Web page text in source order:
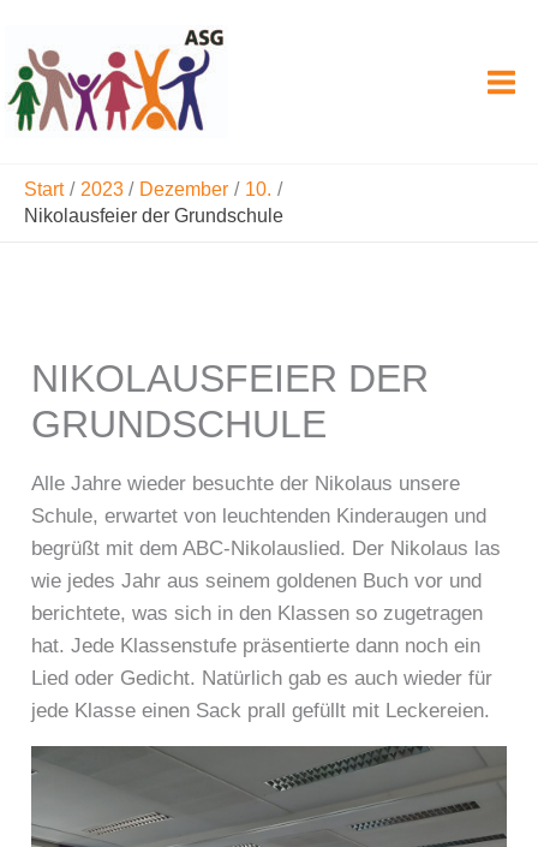
Inhalt
springen
Start 2023 Dezember
10.
Nikolausfeier der Grundschule
NIKOLAUSFEIER DER
GRUNDSCHULE
Alle Jahre wieder besuchte der Nikolaus unsere
Schule, erwartet von leuchtenden Kinderaugen und
begrüßt mit dem ABC-Nikolauslied. Der Nikolaus las
wie jedes Jahr aus seinem goldenen Buch vor und
berichtete, was sich in den Klassen so zugetragen
hat. Jede Klassenstufe präsentierte dann noch ein
Lied oder Gedicht. Natürlich gab es auch wieder für
jede Klasse einen Sack prall gefüllt mit Leckereien.